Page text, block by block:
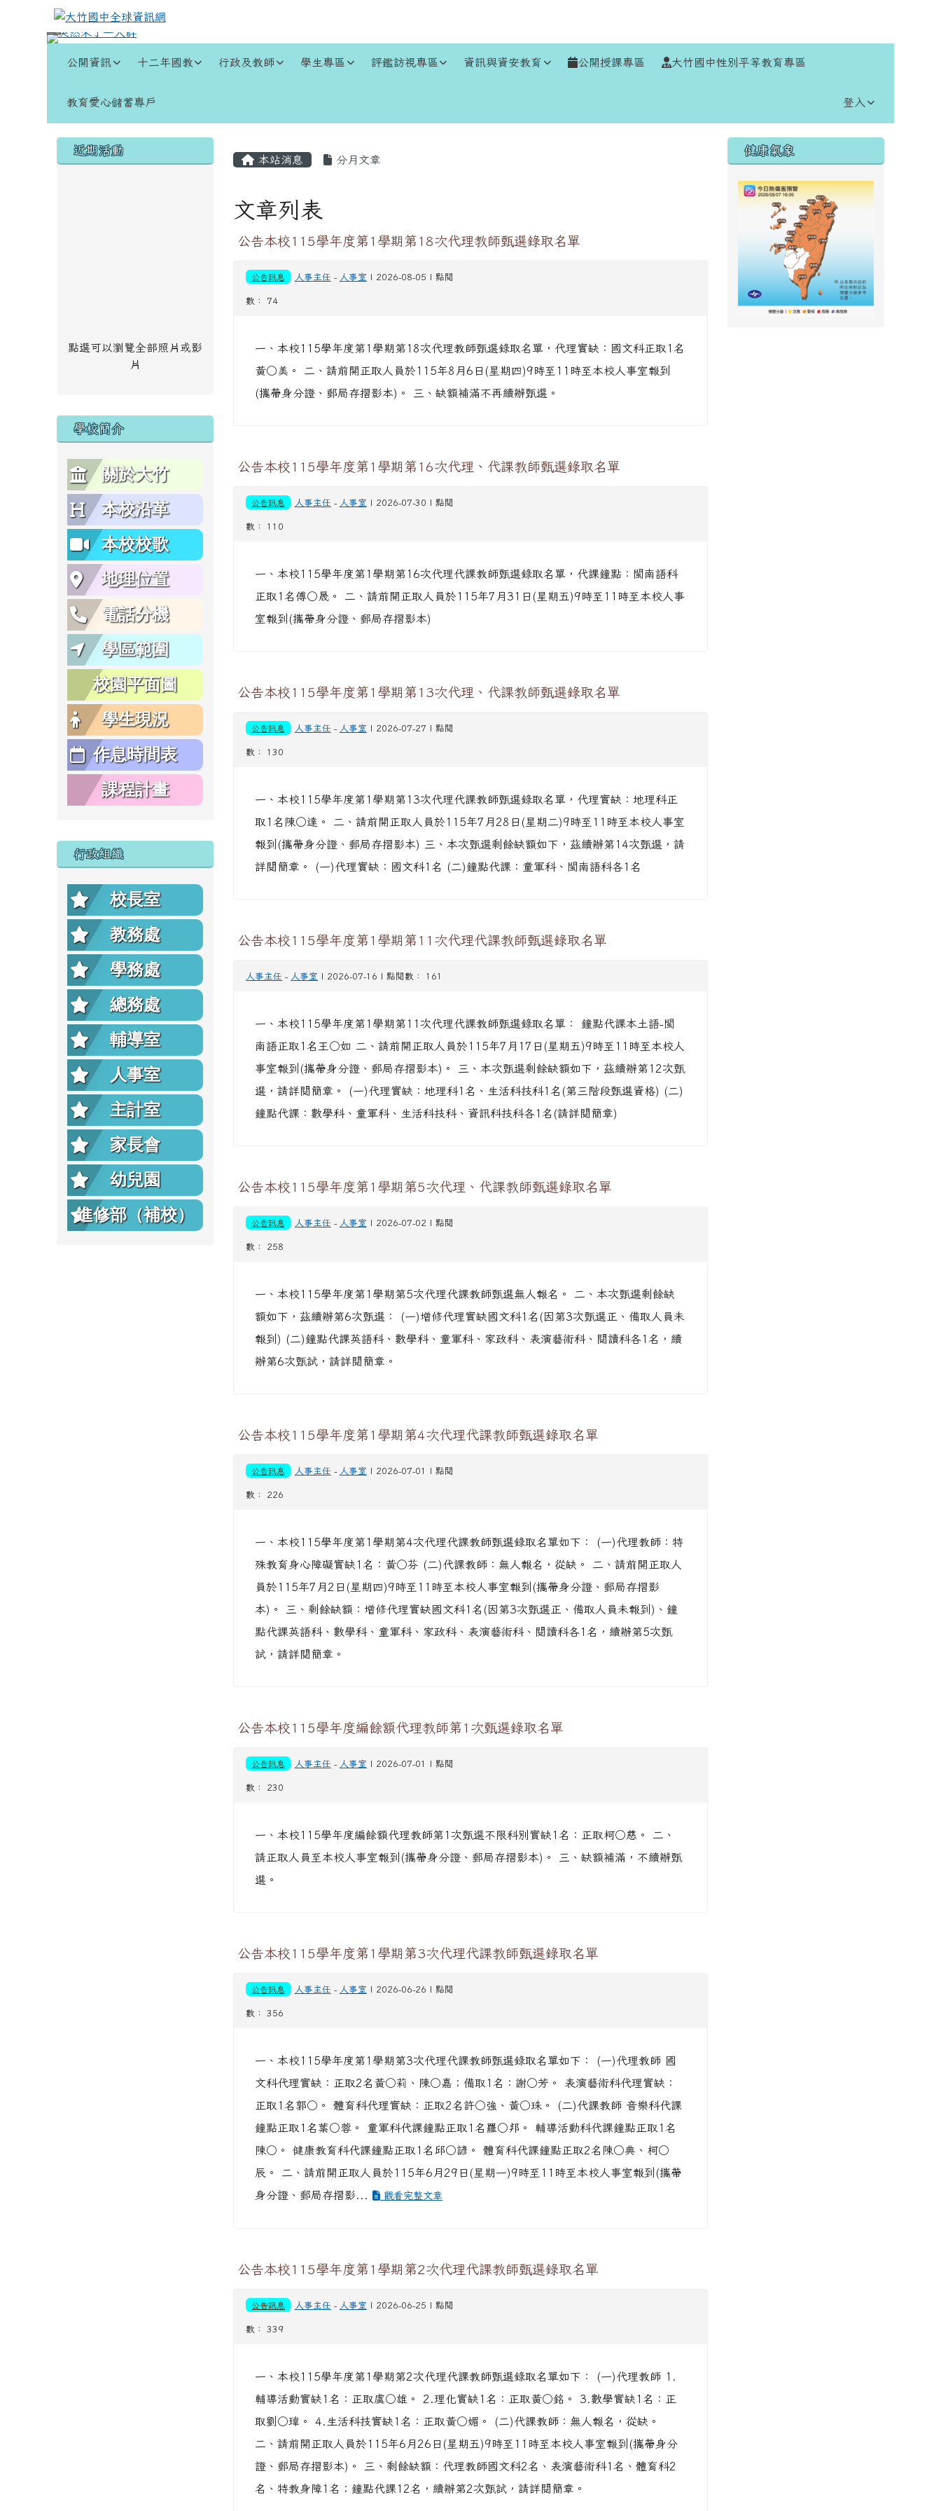
跳至主內容區
大竹國中全球資訊網
公開資訊 十二年國教 行政及教師 學生專區 評鑑訪視專區 資訊與資安教育 公開授課專區 大竹國中性別平等教育專區
教育愛心儲蓄專戶 登入
左邊區域內容
近期活動
點選可以瀏覽全部照片或影
片
學校簡介
關於大竹
本校沿革
本校校歌
地理位置
電話分機
學區範圍
校園平面圖
學生現況
作息時間表
課程計畫
行政組織
校長室
教務處
學務處
總務處
輔導室
人事室
主計室
家長會
幼兒園
進修部（補校）
主內容區域
本站消息 分月文章
文章列表
公告本校115學年度第1學期第18次代理教師甄選錄取名單
公告訊息 人事主任 - 人事室 | 2026-08-05 | 點閱
數： 74
一、本校115學年度第1學期第18次代理教師甄選錄取名單，代理實缺：國文科正取1名
黃○美。 二、請前開正取人員於115年8月6日(星期四)9時至11時至本校人事室報到
(攜帶身分證、郵局存摺影本)。 三、缺額補滿不再續辦甄選。
公告本校115學年度第1學期第16次代理、代課教師甄選錄取名單
公告訊息 人事主任 - 人事室 | 2026-07-30 | 點閱
數： 110
一、本校115學年度第1學期第16次代理代課教師甄選錄取名單，代課鐘點：閩南語科
正取1名傅○晟。 二、請前開正取人員於115年7月31日(星期五)9時至11時至本校人事
室報到(攜帶身分證、郵局存摺影本)
公告本校115學年度第1學期第13次代理、代課教師甄選錄取名單
公告訊息 人事主任 - 人事室 | 2026-07-27 | 點閱
數： 130
一、本校115學年度第1學期第13次代理代課教師甄選錄取名單，代理實缺：地理科正
取1名陳○達。 二、請前開正取人員於115年7月28日(星期二)9時至11時至本校人事室
報到(攜帶身分證、郵局存摺影本) 三、本次甄選剩餘缺額如下，茲續辦第14次甄選，請
詳閱簡章。 (一)代理實缺：國文科1名 (二)鐘點代課：童軍科、閩南語科各1名
公告本校115學年度第1學期第11次代理代課教師甄選錄取名單
人事主任 - 人事室 | 2026-07-16 | 點閱數： 161
一、本校115學年度第1學期第11次代理代課教師甄選錄取名單： 鐘點代課本土語-閩
南語正取1名王○如 二、請前開正取人員於115年7月17日(星期五)9時至11時至本校人
事室報到(攜帶身分證、郵局存摺影本)。 三、本次甄選剩餘缺額如下，茲續辦第12次甄
選，請詳閱簡章。 (一)代理實缺：地理科1名、生活科技科1名(第三階段甄選資格) (二)
鐘點代課：數學科、童軍科、生活科技科、資訊科技科各1名(請詳閱簡章)
公告本校115學年度第1學期第5次代理、代課教師甄選錄取名單
公告訊息 人事主任 - 人事室 | 2026-07-02 | 點閱
數： 258
一、本校115學年度第1學期第5次代理代課教師甄選無人報名。 二、本次甄選剩餘缺
額如下，茲續辦第6次甄選： (一)增修代理實缺國文科1名(因第3次甄選正、備取人員未
報到) (二)鐘點代課英語科、數學科、童軍科、家政科、表演藝術科、閱讀科各1名，續
辦第6次甄試，請詳閱簡章。
公告本校115學年度第1學期第4次代理代課教師甄選錄取名單
公告訊息 人事主任 - 人事室 | 2026-07-01 | 點閱
數： 226
一、本校115學年度第1學期第4次代理代課教師甄選錄取名單如下： (一)代理教師：特
殊教育身心障礙實缺1名：黃○芬 (二)代課教師：無人報名，從缺。 二、請前開正取人
員於115年7月2日(星期四)9時至11時至本校人事室報到(攜帶身分證、郵局存摺影
本)。 三、剩餘缺額：增修代理實缺國文科1名(因第3次甄選正、備取人員未報到)、鐘
點代課英語科、數學科、童軍科、家政科、表演藝術科、閱讀科各1名，續辦第5次甄
試，請詳閱簡章。
公告本校115學年度編餘額代理教師第1次甄選錄取名單
公告訊息 人事主任 - 人事室 | 2026-07-01 | 點閱
數： 230
一、本校115學年度編餘額代理教師第1次甄選不限科別實缺1名：正取柯○慈。 二、
請正取人員至本校人事室報到(攜帶身分證、郵局存摺影本)。 三、缺額補滿，不續辦甄
選。
公告本校115學年度第1學期第3次代理代課教師甄選錄取名單
公告訊息 人事主任 - 人事室 | 2026-06-26 | 點閱
數： 356
一、本校115學年度第1學期第3次代理代課教師甄選錄取名單如下： (一)代理教師 國
文科代理實缺：正取2名黃○莉、陳○嘉；備取1名：謝○芳。 表演藝術科代理實缺：
正取1名郭○。 體育科代理實缺：正取2名許○強、黃○珠。 (二)代課教師 音樂科代課
鐘點正取1名葉○蓉。 童軍科代課鐘點正取1名羅○邦。 輔導活動科代課鐘點正取1名
陳○。 健康教育科代課鐘點正取1名邱○諺。 體育科代課鐘點正取2名陳○典、柯○
辰。 二、請前開正取人員於115年6月29日(星期一)9時至11時至本校人事室報到(攜帶
身分證、郵局存摺影...
觀看完整文章
公告本校115學年度第1學期第2次代理代課教師甄選錄取名單
公告訊息 人事主任 - 人事室 | 2026-06-25 | 點閱
數： 339
一、本校115學年度第1學期第2次代理代課教師甄選錄取名單如下： (一)代理教師 1.
輔導活動實缺1名：正取虞○雄。 2.理化實缺1名：正取黃○銘。 3.數學實缺1名：正
取劉○瑋。 4.生活科技實缺1名：正取黃○媚。 (二)代課教師：無人報名，從缺。
二、請前開正取人員於115年6月26日(星期五)9時至11時至本校人事室報到(攜帶身分
證、郵局存摺影本)。 三、剩餘缺額：代理教師國文科2名、表演藝術科1名、體育科2
名、特教身障1名；鐘點代課12名，續辦第2次甄試，請詳閱簡章。
右邊區域內容
健康氣象
頁尾區域